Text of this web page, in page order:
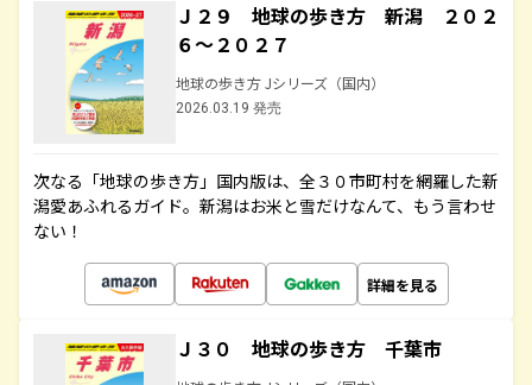
Ｊ２９ 地球の歩き方 新潟 ２０２
６～２０２７
地球の歩き方 Jシリーズ（国内）
2026.03.19 発売
次なる「地球の歩き方」国内版は、全３０市町村を網羅した新
潟愛あふれるガイド。新潟はお米と雪だけなんて、もう言わせ
ない！
詳細を見る
Ｊ３０ 地球の歩き方 千葉市